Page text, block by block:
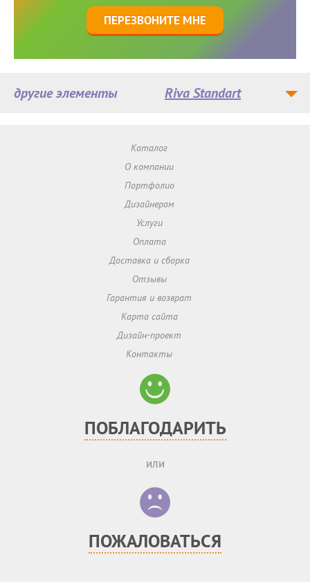
ПЕРЕЗВОНИТЕ МНЕ
другие элементы Riva Standart
Каталог
О компании
Портфолио
Дизайнерам
Услуги
Оплата
Доставка и сборка
Отзывы
Гарантия и возврат
Карта сайта
Дизайн-проект
Контакты
ПОБЛАГОДАРИТЬ
или
ПОЖАЛОВАТЬСЯ